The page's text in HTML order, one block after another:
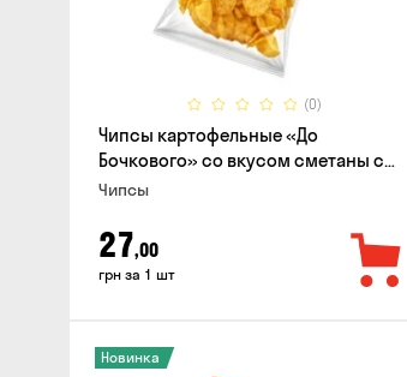
(0)
Чипсы картофельные «До
Бочкового» со вкусом сметаны с
зеленью, 100г
Чипсы
27,00
грн за 1 шт
Новинка